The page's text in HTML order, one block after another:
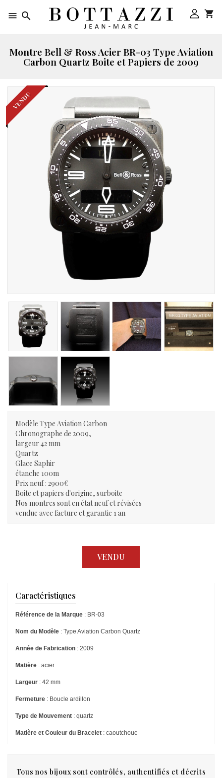
  
Montre Bell & Ross Acier BR-03 Type Aviation
Carbon Quartz Boite et Papiers de 2009
VENDU
Modèle Type Aviation Carbon
Chronographe de 2009,
largeur 42 mm
Quartz
Glace Saphir
étanche 100m
Prix neuf : 2900€
Boite et papiers d'origine, surboite
Nos montres sont en état neuf et révisées
vendue avec facture et garantie 1 an
VENDU
Caractéristiques
Référence de la Marque : BR-03
Nom du Modèle : Type Aviation Carbon Quartz
Année de Fabrication : 2009
Matière : acier
Largeur : 42 mm
Fermeture : Boucle ardillon
Type de Mouvement : quartz
Matière et Couleur du Bracelet : caoutchouc
Tous nos bijoux sont contrôlés, authentifiés et décrits